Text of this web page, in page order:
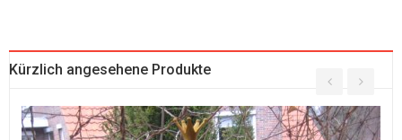
Kürzlich angesehene Produkte